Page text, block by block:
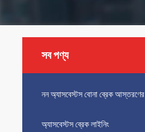
সব পণ্য
নন অ্যাসবেস্টস বোনা ব্রেক আস্তরণের
অ্যাসবেস্টস ব্রেক লাইনিং